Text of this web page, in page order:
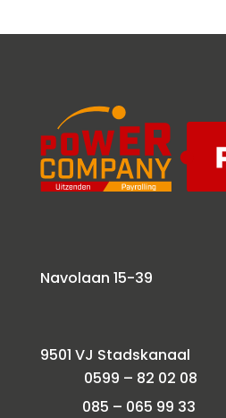
Navolaan 15-39
9501 VJ Stadskanaal
0599 – 82 02 08
085 – 065 99 33